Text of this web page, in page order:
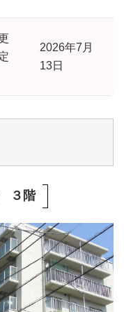
2026年7月
13日
３階